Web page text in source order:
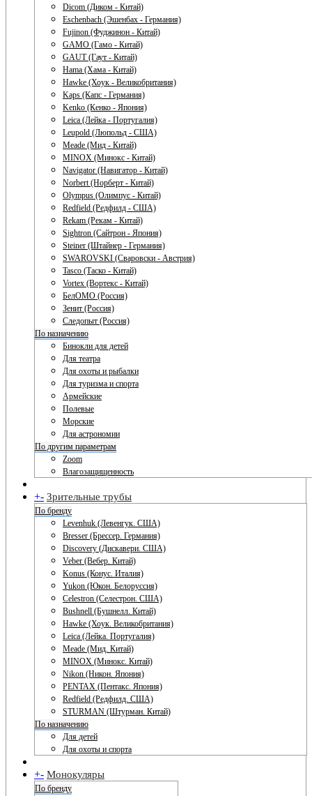
Dicom (Диком - Китай)
Eschenbach (Эшенбах - Германия)
Fujinon (Фуджинон - Китай)
GAMO (Гамо - Китай)
GAUT (Гаут - Китай)
Hama (Хама - Китай)
Hawke (Хоук - Великобритания)
Kaps (Капс - Германия)
Kenko (Кенко - Япония)
Leica (Лейка - Португалия)
Leupold (Люпольд - США)
Meade (Мид - Китай)
MINOX (Минокс - Китай)
Navigator (Навигатор - Китай)
Norbert (Норберт - Китай)
Olympus (Олимпус - Китай)
Redfield (Редфилд - США)
Rekam (Рекам - Китай)
Sightron (Сайтрон - Япония)
Steiner (Штайнер - Германия)
SWAROVSKI (Сваровски - Австрия)
Tasco (Таско - Китай)
Vortex (Вортекс - Китай)
БелОМО (Россия)
Зенит (Россия)
Следопыт (Россия)
По назначению
Бинокли для детей
Для театра
Для охоты и рыбалки
Для туризма и спорта
Армейские
Полевые
Морские
Для астрономии
По другим параметрам
Zoom
Влагозащищенность
+- Зрительные трубы
По бренду
Levenhuk (Левенгук. США)
Bresser (Брессер. Германия)
Discovery (Дискавери. США)
Veber (Вебер. Китай)
Konus (Конус. Италия)
Yukon (Юкон. Белоруссия)
Celestron (Селестрон. США)
Bushnell (Бушнелл. Китай)
Hawke (Хоук. Великобритания)
Leica (Лейка. Португалия)
Meade (Мид. Китай)
MINOX (Минокс. Китай)
Nikon (Никон. Япония)
PENTAX (Пентакс. Япония)
Redfield (Редфилд. США)
STURMAN (Штурман. Китай)
По назначению
Для детей
Для охоты и спорта
+- Монокуляры
По бренду